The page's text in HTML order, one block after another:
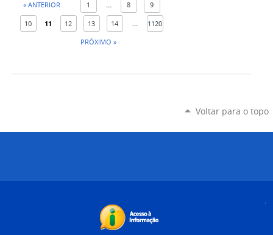
« ANTERIOR 1 ... 8 9
10 11 12 13 14 ...
1120
PRÓXIMO »
Voltar para o topo